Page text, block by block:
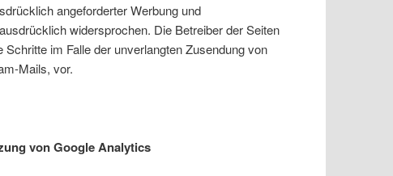
angeforderter Werbung und
widersprochen. Die Betreiber der Seiten
im Falle der unverlangten Zusendung von
Mails, vor.
von Google Analytics